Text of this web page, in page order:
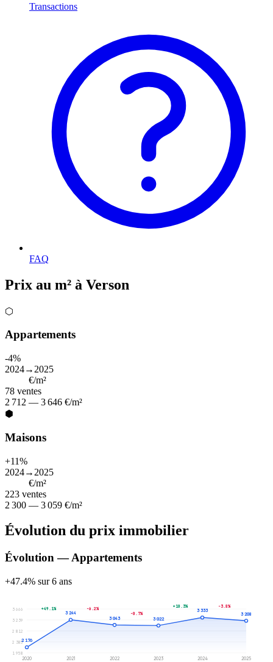
Transactions
FAQ
Prix au m² à Verson
⬡
Appartements
-4%
2024→2025
€/m²
78 ventes
2 712 — 3 646 €/m²
⬢
Maisons
+11%
2024→2025
€/m²
223 ventes
2 300 — 3 059 €/m²
Évolution du prix immobilier
Évolution — Appartements
+47.4% sur 6 ans
1 958
2 385
2 812
3 239
3 666
2 176
2020
3 244
2021
3 043
2022
3 022
2023
3 333
2024
3 208
2025
+49.1% -6.2%
-0.7%
+10.3% -3.8%